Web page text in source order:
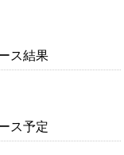
ス結果
ス予定